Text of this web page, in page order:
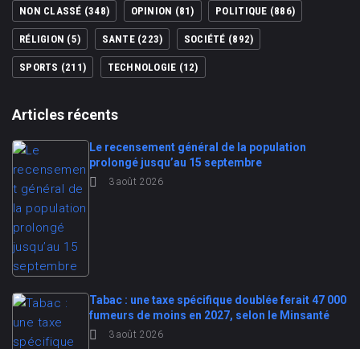
NON CLASSÉ (348) OPINION (81) POLITIQUE (886)
RÉLIGION (5) SANTE(223) SOCIÉTÉ (892)
SPORTS (211) TECHNOLOGIE (12)
Articles récents
Le recensement général de la population
prolongé jusqu’au 15 septembre
3 août 2026
Tabac : une taxe spécifique doublée ferait 47 000
fumeurs de moins en 2027, selon le Minsanté
3 août 2026